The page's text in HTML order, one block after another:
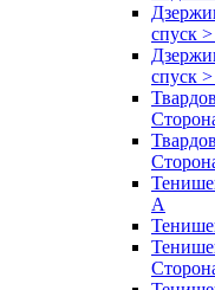
спуск
спуск
А